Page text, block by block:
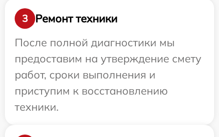
3
Ремонт техники
После полной диагностики мы
предоставим на утверждение смету
работ, сроки выполнения и
приступим к восстановлению
техники.